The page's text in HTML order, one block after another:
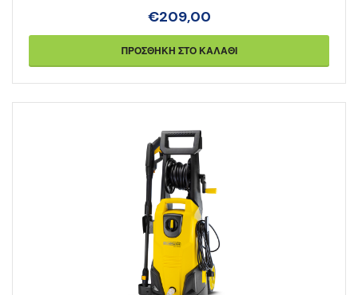
€209,00
ΠΡΟΣΘΉΚΗ ΣΤΟ ΚΑΛΆΘΙ